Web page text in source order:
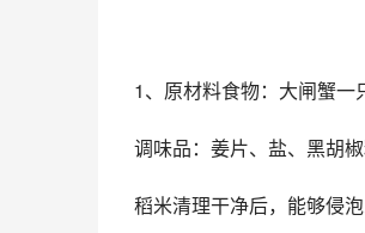
1、原材料食物：大闸蟹一
调味品：姜片、盐、黑胡椒
稻米清理干净后，能够侵